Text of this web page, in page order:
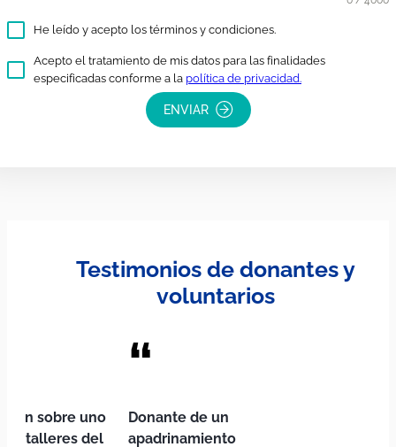
He leído y acepto los términos y condiciones.
Acepto el tratamiento de mis datos para las finalidades
especificadas conforme a la política de privacidad.
ENVIAR
Testimonios de donantes y
voluntarios
sobre uno
talleres del
“
Donante de un
apadrinamiento